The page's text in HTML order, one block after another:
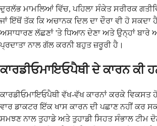
ਦੁਰਲੱਭ ਮਾਮਲਿਆਂ ਵਿੱਚ, ਪਹਿਲਾ ਸੰਕੇਤ ਸਰੀਰਕ
ਜਾਂ ਇੱਥੋਂ ਤੱਕ ਕਿ ਅਚਾਨਕ ਦਿਲ ਦਾ ਦੌਰਾ ਵੀ ਹੋ
ਅਸਾਧਾਰਣ ਲੱਛਣਾਂ 'ਤੇ ਧਿਆਨ ਦੇਣਾ ਅਤੇ ਉਨ੍ਹਾਂ ਬਾਰੇ
ਪ੍ਰਦਾਤਾ ਨਾਲ ਗੱਲ ਕਰਨੀ ਬਹੁਤ ਜ਼ਰੂਰੀ ਹੈ।
ਕਾਰਡੀਓਮਾਇਓਪੈਥੀ ਦੇ ਕਾਰਨ ਕੀ
ਕਾਰਡੀਓਮਾਇਓਪੈਥੀ ਵੱਖ-ਵੱਖ ਕਾਰਨਾਂ ਕਰਕੇ
ਵਾਰ ਡਾਕਟਰ ਇੱਕ ਖਾਸ ਕਾਰਨ ਦੀ ਪਛਾਣ ਨਹੀਂ ਕਰ
ਸਮਝਣ ਨਾਲ ਤੁਹਾਡੇ ਅਤੇ ਤੁਹਾਡੀ ਸਿਹਤ ਸੰਭਾਲ ਟੀਮ